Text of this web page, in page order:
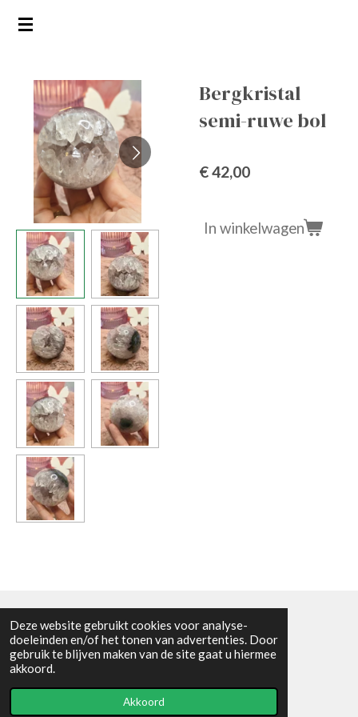
Deze website gebruikt cookies voor analyse-
doeleinden en/of het tonen van advertenties. Door
gebruik te blijven maken van de site gaat u hiermee
akkoord.
Akkoord
Ga
hoofdinhoud
Bergkristal
semi-ruwe bol
€ 42,00
In winkelwagen
Algemene voorwaarden
© 2021 - RC en mineralenshop Het vlinderpad